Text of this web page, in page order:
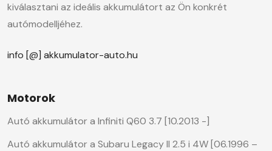
kiválasztani az ideális akkumulátort az Ön konkrét
autómodelljéhez.
info [@] akkumulator-auto.hu
Motorok
Autó akkumulátor a Infiniti Q60 3.7 [10.2013 -]
Autó akkumulátor a Subaru Legacy II 2.5 i 4W [06.1996 –